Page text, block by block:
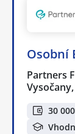
Osobní
Partners
30